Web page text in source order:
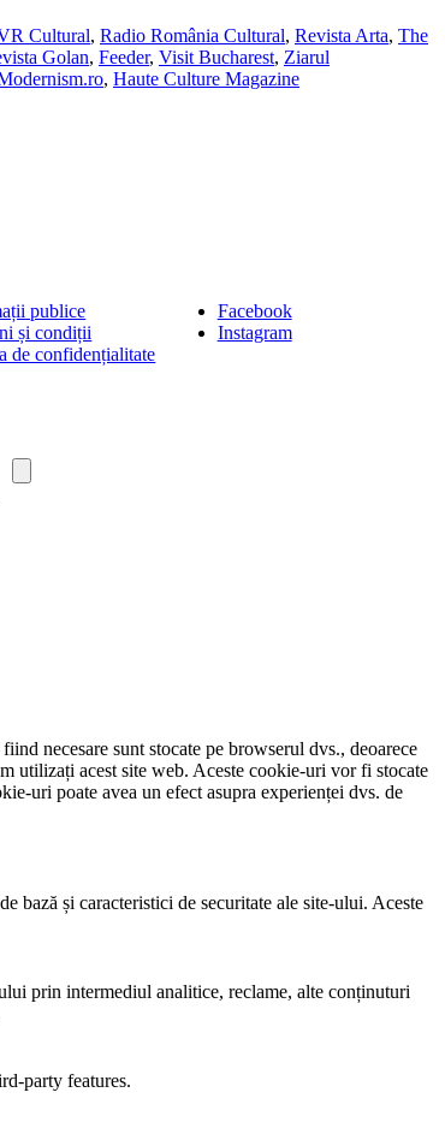
Cultural, Radio România Cultural, Revista Arta, The
Golan, Feeder, Visit Bucharest, Ziarul
, Haute Culture Magazine
publice
și condiții
de confidențialitate
Facebook
Instagram
necesare sunt stocate pe browserul dvs., deoarece
utilizați acest site web. Aceste cookie-uri vor fi stocate
uri poate avea un efect asupra experienței dvs. de
bază și caracteristici de securitate ale site-ului. Aceste
prin intermediul analitice, reclame, alte conținuturi
party features.